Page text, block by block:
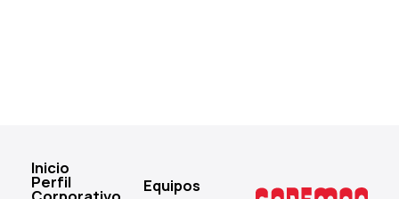
Inicio
Perfil Equipos